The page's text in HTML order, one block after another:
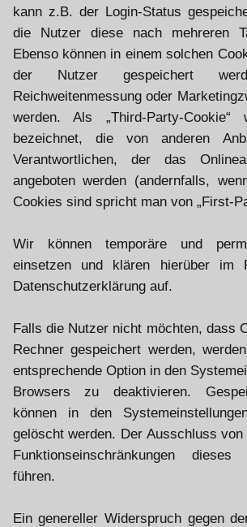
kann z.B. der Login-Status
die Nutzer diese nach mehreren
Ebenso können in einem solchen
der Nutzer gespeichert
Reichweitenmessung oder
werden. Als „Third-Party-Cookie“
bezeichnet, die von anderen
Verantwortlichen, der das
angeboten werden (andernfalls,
Cookies sind spricht man von „First-
Wir können temporäre und
einsetzen und klären hierüber im
Datenschutzerklärung auf.
Falls die Nutzer nicht möchten, dass
Rechner gespeichert werden,
entsprechende Option in den
Browsers zu deaktivieren.
können in den
gelöscht werden. Der Ausschluss
Funktionseinschränkungen dieses
führen.
Ein genereller Widerspruch gegen